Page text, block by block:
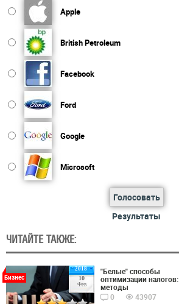
Apple
British Petroleum
Facebook
Ford
Google
Microsoft
Голосовать
Результаты
ЧИТАЙТЕ ТАКЖЕ:
2018
10
Фев
Бизнес
"Белые" способы
оптимизации налогов:
методы
0
43907